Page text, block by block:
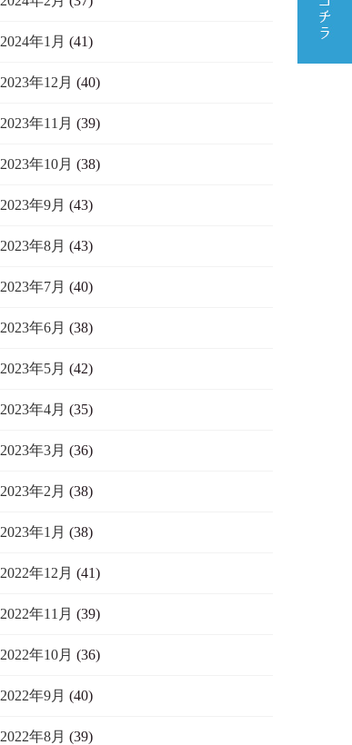
2024年1月 (41)
2023年12月 (40)
2023年11月 (39)
2023年10月 (38)
2023年9月 (43)
2023年8月 (43)
2023年7月 (40)
2023年6月 (38)
2023年5月 (42)
2023年4月 (35)
2023年3月 (36)
2023年2月 (38)
2023年1月 (38)
2022年12月 (41)
2022年11月 (39)
2022年10月 (36)
2022年9月 (40)
2022年8月 (39)